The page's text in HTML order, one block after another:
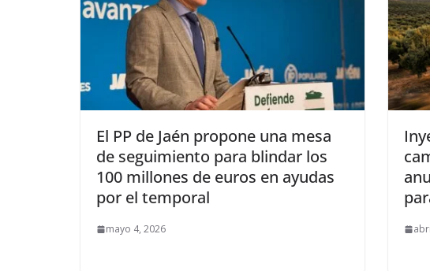
El PP de Jaén propone una mesa
de seguimiento para blindar los
100 millones de euros en ayudas
por el temporal
mayo 4, 2026